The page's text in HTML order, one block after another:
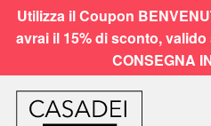
Utilizza il Coupon
avrai il 15% di sconto,
CONSEGNA